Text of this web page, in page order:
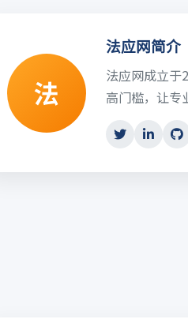
法
法应网简介
法应网成立于
高门槛，让专